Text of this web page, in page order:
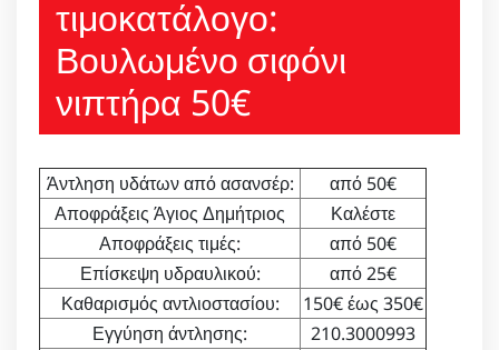
τιμοκατάλογο:
Βουλωμένο σιφόνι
νιπτήρα 50€
Άντληση υδάτων από ασανσέρ:
από 50€
Αποφράξεις Άγιος Δημήτριος
Καλέστε
Αποφράξεις τιμές:
από 50€
Επίσκεψη υδραυλικού:
από 25€
Καθαρισμός αντλιοστασίου:
150€ έως 350€
Εγγύηση άντλησης:
210.3000993